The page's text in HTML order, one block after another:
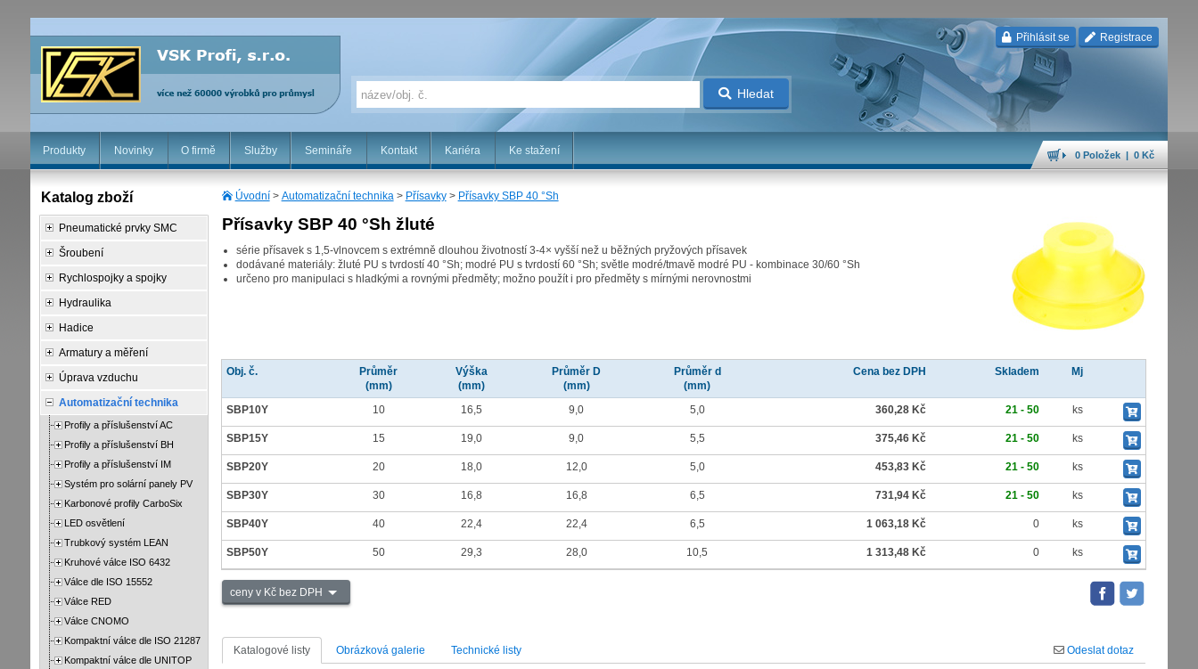
Přihlásit se Registrace
Hledat
Produkty Novinky O firmě Služby Semináře Kontakt Kariéra Ke stažení 0 Položek | 0 Kč
Úvodní> Automatizační technika> Přísavky> Přísavky SBP 40 °Sh
Přísavky SBP 40 °Sh žluté
série přísavek s 1,5-vlnovcem s extrémně dlouhou životností 3-4× vyšší než u běžných pryžových přísavek
dodávané materiály: žluté PU s tvrdostí 40 °Sh; modré PU s tvrdostí 60 °Sh; světle modré/tmavě modré PU - kombinace 30/60 °Sh
určeno pro manipulaci s hladkými a rovnými předměty; možno použít i pro předměty s mírnými nerovnostmi
Obj. č.
Průměr
(mm)
Výška
(mm)
Průměr D
(mm)
Průměr d
(mm)
Cena bez DPH Skladem Mj
SBP10Y 10 16,5 9,0 5,0 360,28 Kč 21 - 50 ks
SBP15Y 15 19,0 9,0 5,5 375,46 Kč 21 - 50 ks
SBP20Y 20 18,0 12,0 5,0 453,83 Kč 21 - 50 ks
SBP30Y 30 16,8 16,8 6,5 731,94 Kč 21 - 50 ks
SBP40Y 40 22,4 22,4 6,5 1 063,18 Kč 0 ks
SBP50Y 50 29,3 28,0 10,5 1 313,48 Kč 0 ks
ceny v Kč bez DPH
Katalogové listy Obrázková galerie Technické listy Odeslat dotaz
Katalog zboží
Pneumatické prvky SMC
Šroubení
Rychlospojky a spojky
Hydraulika
Hadice
Armatury a měření
Úprava vzduchu
Automatizační technika
Profily a příslušenství AC
Profily a příslušenství BH
Profily a příslušenství IM
Systém pro solární panely PV
Karbonové profily CarboSix
LED osvětlení
Trubkový systém LEAN
Kruhové válce ISO 6432
Válce dle ISO 15552
Válce RED
Válce CNOMO
Kompaktní válce dle ISO 21287
Kompaktní válce dle UNITOP